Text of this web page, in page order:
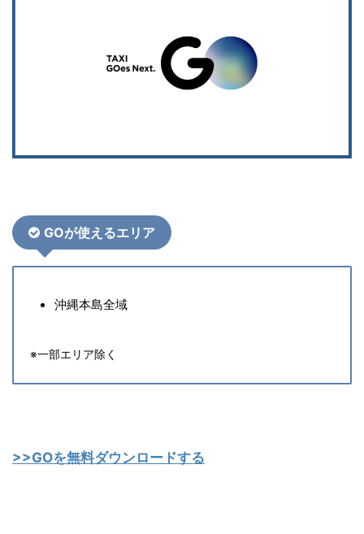
GOが使えるエリア
沖縄本島全域
※一部エリア除く
>>GOを無料ダウンロードする